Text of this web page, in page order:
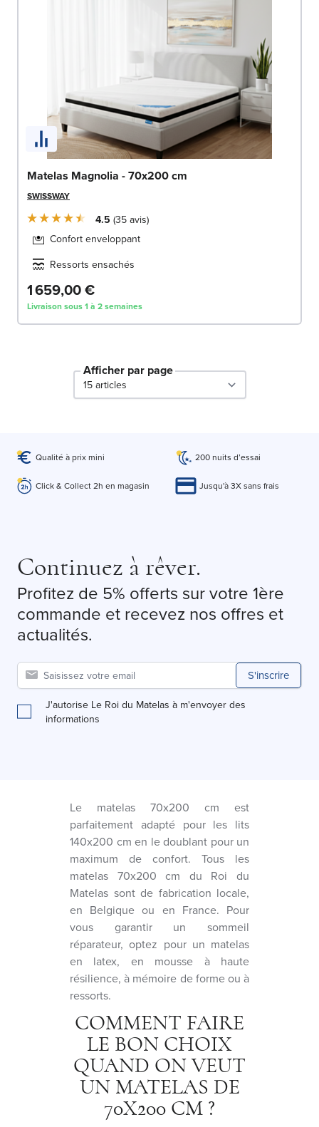
Matelas Magnolia - 70x200 cm
SWISSWAY
4.5 35 avis
Confort enveloppant
Ressorts ensachés
1 659,00 €
Livraison sous 1 à 2 semaines
Afficher par page
Qualité à prix mini 200 nuits d’essai
Click & Collect 2h en magasin Jusqu'à 3X sans frais
Continuez à rêver.
Profitez de 5% offerts sur votre 1ère
commande et recevez nos offres et
actualités.
S'inscrire
J'autorise Le Roi du Matelas à m'envoyer des
informations
Le matelas 70x200 cm est
parfaitement adapté pour les lits
140x200 cm en le doublant pour un
maximum de confort. Tous les
matelas 70x200 cm du Roi du
Matelas sont de fabrication locale,
en Belgique ou en France. Pour
vous garantir un sommeil
réparateur, optez pour un matelas
en latex, en mousse à haute
résilience, à mémoire de forme ou à
ressorts.
COMMENT FAIRE
LE BON CHOIX
QUAND ON VEUT
UN MATELAS DE
70X200 CM ?